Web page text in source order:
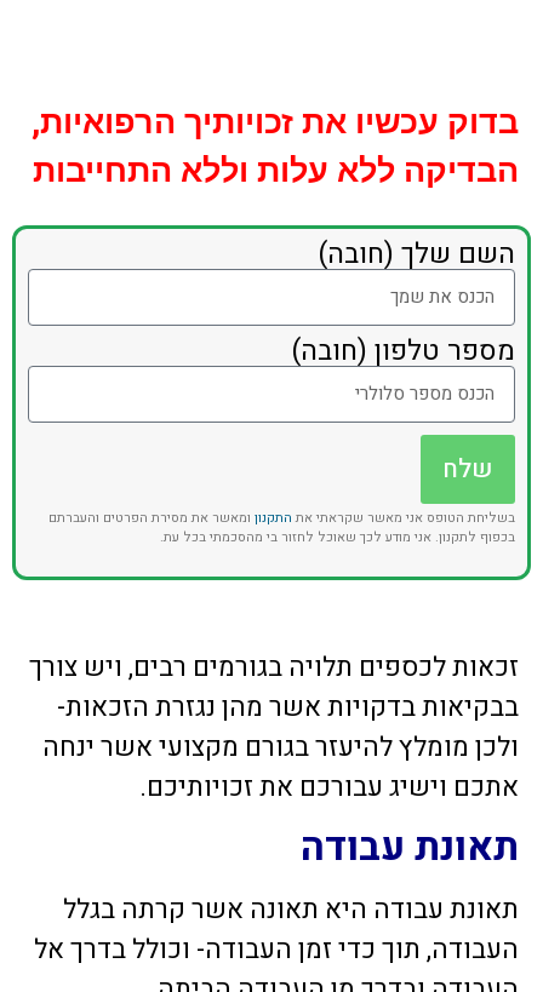
בדוק עכשיו את זכויותיך הרפואיות,
הבדיקה ללא עלות וללא התחייבות
השם שלך (חובה)
מספר טלפון (חובה)
שלח
בשליחת הטופס אני מאשר שקראתי אתהתקנון ומאשר את מסירת הפרטים והעברתם
בכפוף לתקנון. אני מודע לכך שאוכל לחזור בי מהסכמתי בכל עת.
זכאות לכספים תלויה בגורמים רבים, ויש צורך
בבקיאות בדקויות אשר מהן נגזרת הזכאות-
ולכן מומלץ להיעזר בגורם מקצועי אשר ינחה
אתכם וישיג עבורכם את זכויותיכם.
תאונת עבודה
תאונת עבודה היא תאונה אשר קרתה בגלל
העבודה, תוך כדי זמן העבודה- וכולל בדרך אל